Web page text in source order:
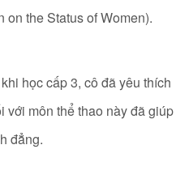
the Status of Women).
học cấp 3, cô đã yêu thích
với môn thể thao này đã giúp
đẳng.